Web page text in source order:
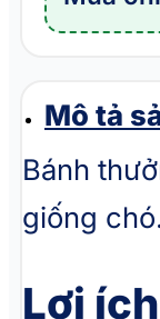
Mô tả
Bánh
giống
Lợi
que
ngô
WUJI
Jerky
Stick
Flavor